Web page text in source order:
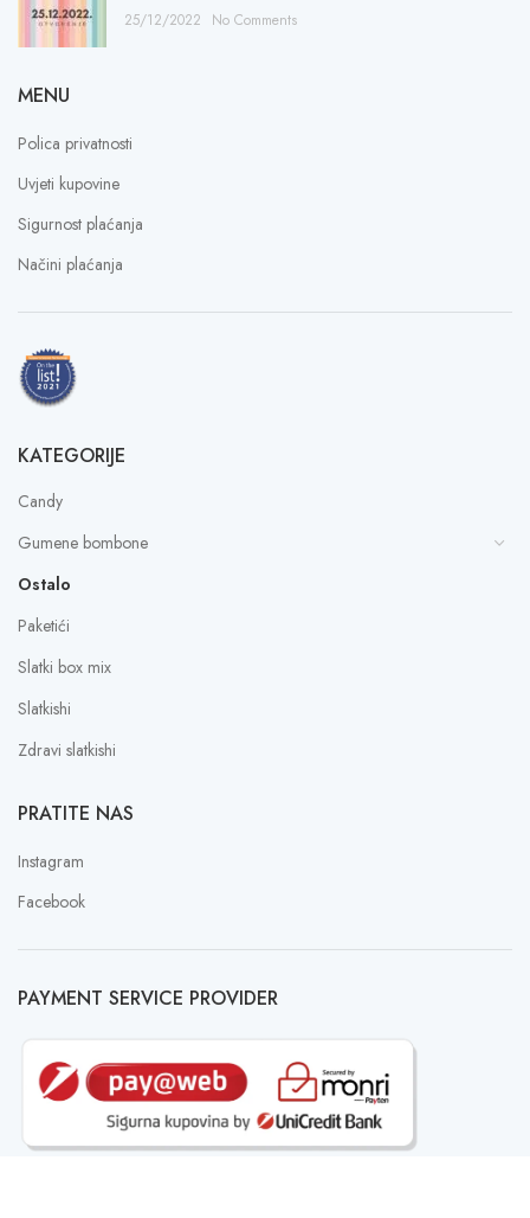
25/12/2022 No Comments
MENU
Polica privatnosti
Uvjeti kupovine
Sigurnost plaćanja
Načini plaćanja
KATEGORIJE
Candy
Gumene bombone
Ostalo
Paketići
Slatki box mix
Slatkishi
Zdravi slatkishi
PRATITE NAS
Instagram
Facebook
PAYMENT SERVICE PROVIDER